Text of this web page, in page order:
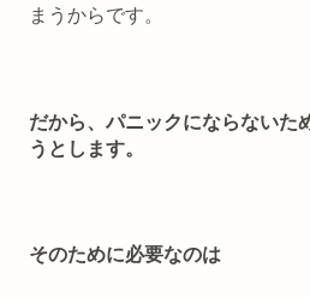
まうからです。
だから、パニックにならないた
うとします。
そのために必要なのは